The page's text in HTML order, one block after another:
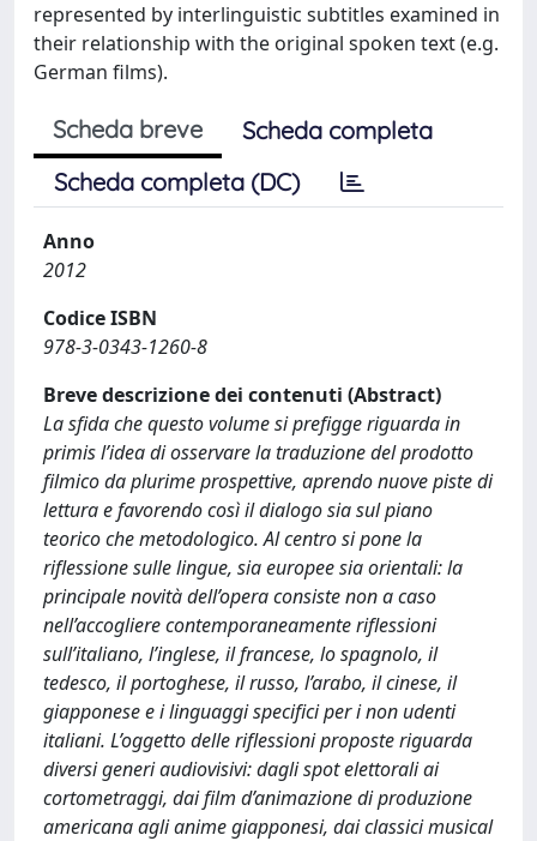
represented by interlinguistic subtitles examined in
their relationship with the original spoken text (e.g.
German films).
Scheda breve
Scheda completa
Scheda completa (DC)
Anno
2012
Codice ISBN
978-3-0343-1260-8
Breve descrizione dei contenuti (Abstract)
La sfida che questo volume si prefigge riguarda in
primis l’idea di osservare la traduzione del prodotto
filmico da plurime prospettive, aprendo nuove piste di
lettura e favorendo così il dialogo sia sul piano
teorico che metodologico. Al centro si pone la
riflessione sulle lingue, sia europee sia orientali: la
principale novità dell’opera consiste non a caso
nell’accogliere contemporaneamente riflessioni
sull’italiano, l’inglese, il francese, lo spagnolo, il
tedesco, il portoghese, il russo, l’arabo, il cinese, il
giapponese e i linguaggi specifici per i non udenti
italiani. L’oggetto delle riflessioni proposte riguarda
diversi generi audiovisivi: dagli spot elettorali ai
cortometraggi, dai film d’animazione di produzione
americana agli anime giapponesi, dai classici musical